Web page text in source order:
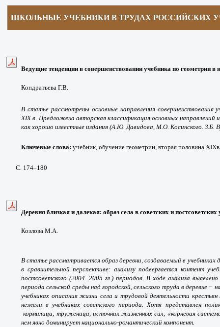
ШКОЛЬНЫЕ УЧЕБНИКИ В ТРУДАХ РОССИЙСКИХ
Ведущие тенденции в совершенствовании учебника по геометрии
Кондратьева Г.В.
В статье рассмотрены основные направления совершенствования
XIX в. Предложена авторская классификация основных направлений
как хорошо известные издания (А.Ю. Давидова, М.О. Косинского. З.Б.
Ключевые слова: учебник, обучение геометрии, вторая половина XIX
С. 174–180
Деревня близкая и далекая: образ села в советских и
Козлова М.А.
В статье рассматривается образ деревни, создаваемый в учебниках
в сравнительной перспективе: анализу подвергается контент
постсоветского (2004–2005 гг.) периодов. В ходе анализа
периода сельской среды над городской, сельского труда в деревне–
учебниках описания жизни села и трудовой деятельности
нежели в учебниках советского периода. Хотя представлен
кормилица, труженица, источник жизненных сил, «корневая
нем явно доминирует национально-романтический компонент.